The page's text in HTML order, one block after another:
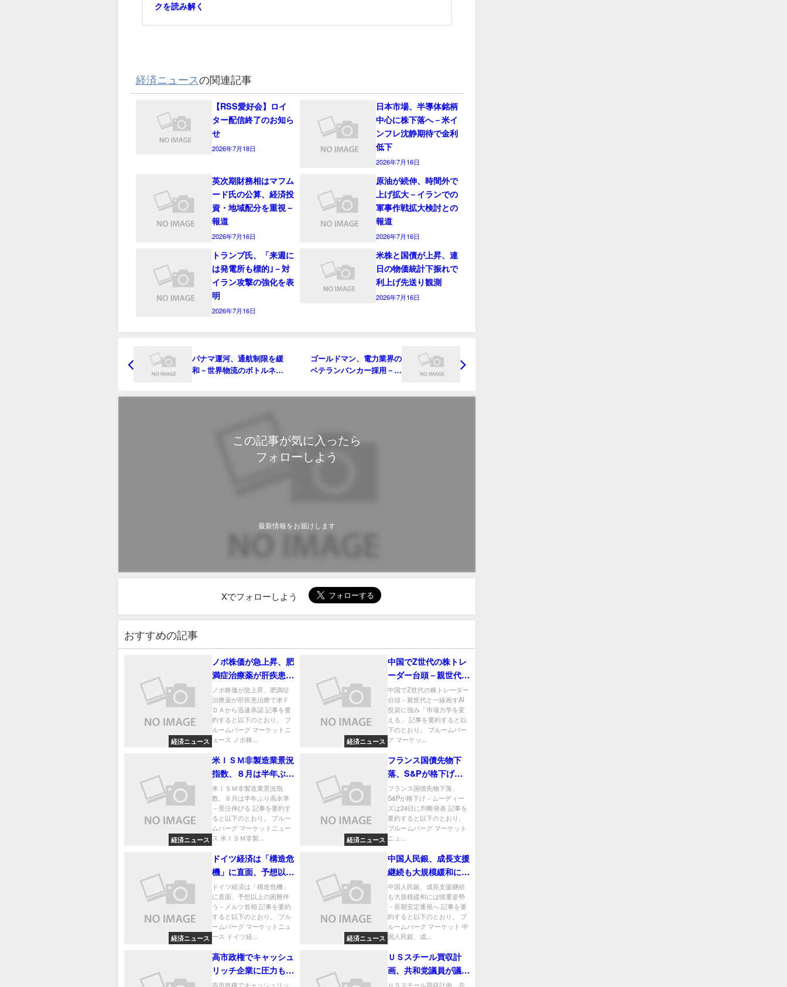
クを読み解く
経済ニュースの関連記事
【RSS愛好会】ロイ
ター配信終了のお知ら
せ
2026年7月18日
日本市場、半導体銘柄
中心に株下落へ－米イ
ンフレ沈静期待で金利
低下
2026年7月16日
英次期財務相はマフム
ード氏の公算、経済投
資・地域配分を重視－
報道
2026年7月16日
原油が続伸、時間外で
上げ拡大－イランでの
軍事作戦拡大検討との
報道
2026年7月16日
トランプ氏、「来週に
は発電所も標的｣－対
イラン攻撃の強化を表
明
2026年7月16日
米株と国債が上昇、連
日の物価統計下振れで
利上げ先送り観測
2026年7月16日
パナマ運河、通航制限を緩
和－世界物流のボトルネッ
ゴールドマン、電力業界の
ベテランバンカー採用－シ
この記事が気に入ったら
フォローしよう
最新情報をお届けします
Xでフォローしよう
おすすめの記事
経済ニュース
ノボ株価が急上昇、肥
満症治療薬が肝疾患治
療で米ＦＤＡから迅速
承認
ノボ株価が急上昇、肥満症
治療薬が肝疾患治療で米Ｆ
ＤＡから迅速承認 記事を要
約すると以下のとおり。 ブ
ルームバーグ マーケットニ
ュース ノボ株...
経済ニュース
中国でZ世代の株トレ
ーダー台頭－親世代と
一線画すAI投資に強み
「市場力学を変える」
中国でZ世代の株トレーダー
台頭－親世代と一線画すAI
投資に強み「市場力学を変
える」 記事を要約すると以
下のとおり。 ブルームバー
グ マーケッ...
経済ニュース
米ＩＳＭ非製造業景況
指数、８月は半年ぶり
高水準－受注伸びる
米ＩＳＭ非製造業景況指
数、８月は半年ぶり高水準
－受注伸びる 記事を要約す
ると以下のとおり。 ブルー
ムバーグ マーケットニュー
ス 米ＩＳＭ非製...
経済ニュース
フランス国債先物下
落、S&Pが格下げ－
ムーディーズは24日
に判断発表
フランス国債先物下落、
S&Pが格下げ－ムーディー
ズは24日に判断発表 記事を
要約すると以下のとおり。
ブルームバーグ マーケット
ニュ...
経済ニュース
ドイツ経済は「構造危
機」に直面、予想以上
の困難伴う－メルツ首
相
ドイツ経済は「構造危機」
に直面、予想以上の困難伴
う－メルツ首相 記事を要約
すると以下のとおり。 ブル
ームバーグ マーケットニュ
ース ドイツ経...
経済ニュース
中国人民銀、成長支援
継続も大規模緩和には
慎重姿勢－長期安定重
視へ
中国人民銀、成長支援継続
も大規模緩和には慎重姿勢
－長期安定重視へ 記事を要
約すると以下のとおり。 ブ
ルームバーグ マーケット 中
国人民銀、成...
高市政権でキャッシュ
リッチ企業に圧力も、
過去に「現預金課税」
高市政権でキャッシュリッ
ＵＳスチール買収計
画、共和党議員が議会
調査の可能性提起－審
ＵＳスチール買収計画、共